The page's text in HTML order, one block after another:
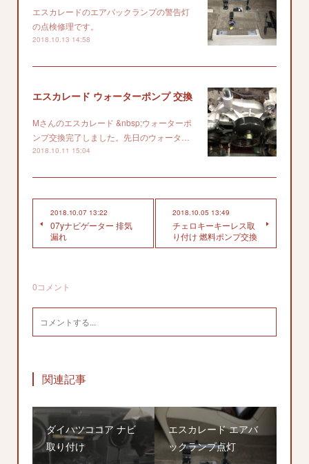
エスカレードのエアバックランプの警告灯
の点検修理です。
2018.10.13 14:58
エスカレード ウォーターポンプ 交換
Mさんのエスカレード &nbsp;ウォーターポ
ンプ交換完了しました。先日のウォータ…
2018.10.11 15:04
2018.10.07 13:22
07yナビゲーター 排気
漏れ
2018.10.05 13:49
チェロキーキーレス取
り付け 燃料ポンプ交換
0コメント
関連記事
ダイハツココア ナビ
取り付け
エスカレード エアバ
ックランプ点灯